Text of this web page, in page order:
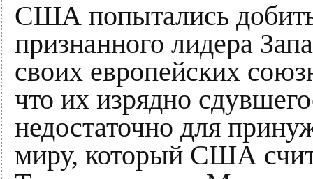
США попытались
признанного лидера
своих европейских
что их изрядно
недостаточно для
миру, который США